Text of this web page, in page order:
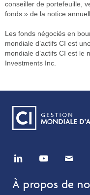
conseiller de portefeuille,
fonds » de la notice
Les fonds négociés en
mondiale d’actifs CI est
mondiale d’actifs CI est le
Investments Inc.
À propos de